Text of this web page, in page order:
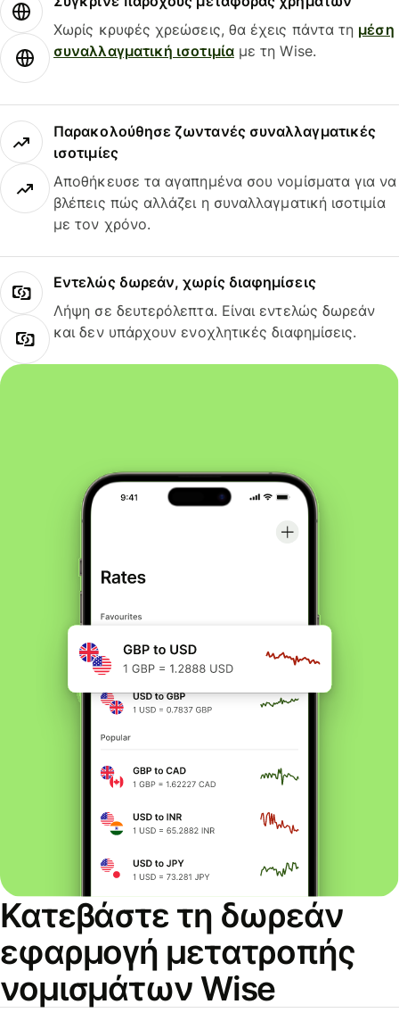
Χωρίς κρυφές χρεώσεις, θα έχεις πάντα τη μέση
συναλλαγματική ισοτιμίαμε τη Wise.
Παρακολούθησε ζωντανές συναλλαγματικές
ισοτιμίες
Αποθήκευσε τα αγαπημένα σου νομίσματα για να
βλέπεις πώς αλλάζει η συναλλαγματική ισοτιμία
με τον χρόνο.
Εντελώς δωρεάν, χωρίς διαφημίσεις
Λήψη σε δευτερόλεπτα. Είναι εντελώς δωρεάν
και δεν υπάρχουν ενοχλητικές διαφημίσεις.
Κατεβάστε τη δωρεάν
εφαρμογή μετατροπής
νομισμάτων Wise